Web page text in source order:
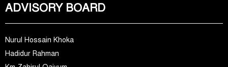
ADVISORY BOARD
Nurul Hossain Khoka
Hadidur Rahman